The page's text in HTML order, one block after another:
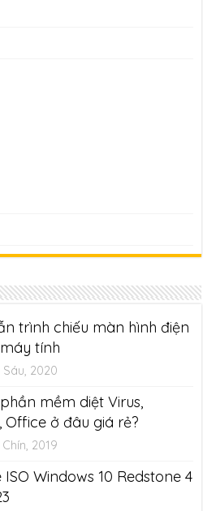
trình chiếu màn hình điện
tính
Sáu, 2020
mềm diệt Virus,
Office ở đâu giá rẻ?
2019
ISO Windows 10 Redstone 4